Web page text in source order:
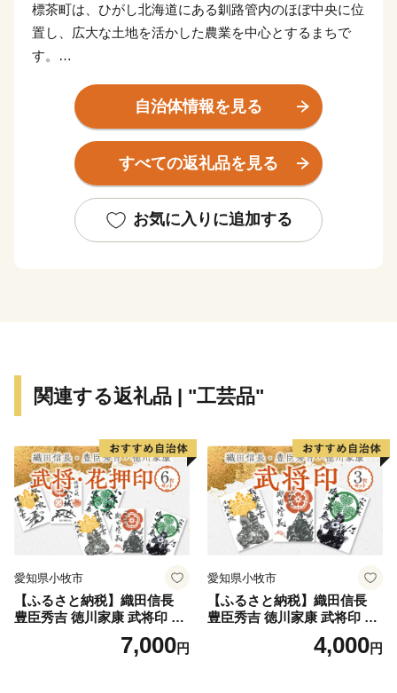
標茶町は、ひがし北海道にある釧路管内のほぼ中央に位
置し、広大な土地を活かした農業を中心とするまちで
す。
森国定公園の大自然に囲まれており、貴重な動植物の生
息地となっています。日本有数の敷地面積を誇る「標茶
町育成牧場」内の多和平展望台からは、360°の地平線が
見渡せ、また、町内には多数の温泉施設が点在しており
標茶町で非日常を味わいませんか？
自治体情報を見る
すべての返礼品を見る
お気に入りに追加する
関連する返礼品 | "工芸品"
愛知県小牧市
【ふるさと納税】織田信長
豊臣秀吉 徳川家康 武将印 花
押印 6枚 セット イラスト 戦
国 武将 小牧山城 墨絵 龍画師
7,000円
愛知県小牧市
【ふるさと納税】織田信長
豊臣秀吉 徳川家康 武将印 3
枚 セット イラスト 戦国 武将
小牧山城 墨絵 龍画師 書道ア
4,000円